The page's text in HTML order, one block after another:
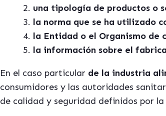
una tipología de productos o
la norma que se ha utilizado
la Entidad o el Organismo
la información sobre el
En el caso particular de la industria
consumidores y las autoridades
de calidad y seguridad definidos por